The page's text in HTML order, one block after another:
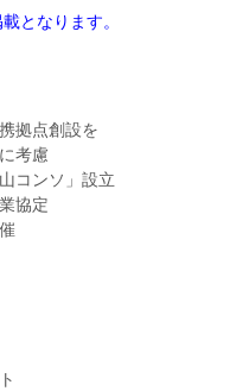
となります。
拠点創設を
考慮
コンソ」設立
協定